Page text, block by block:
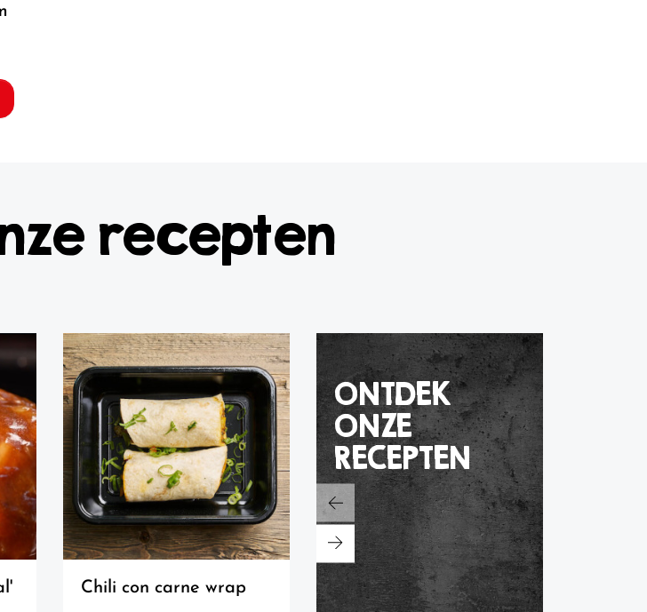
recepten
ONTDEK
ONZE
RECEPTEN
chili con carne wrap
gebraden gehaktbrood